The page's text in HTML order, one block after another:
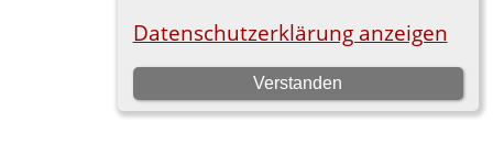
Datenschutzerklärung anzeigen
Verstanden